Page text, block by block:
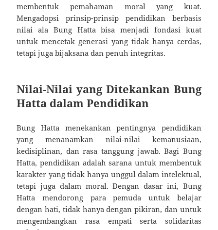
membentuk pemahaman moral yang kuat.
Mengadopsi prinsip-prinsip pendidikan berbasis
nilai ala Bung Hatta bisa menjadi fondasi kuat
untuk mencetak generasi yang tidak hanya cerdas,
tetapi juga bijaksana dan penuh integritas.
Nilai-Nilai yang Ditekankan Bung
Hatta dalam Pendidikan
Bung Hatta menekankan pentingnya pendidikan
yang menanamkan nilai-nilai kemanusiaan,
kedisiplinan, dan rasa tanggung jawab. Bagi Bung
Hatta, pendidikan adalah sarana untuk membentuk
karakter yang tidak hanya unggul dalam intelektual,
tetapi juga dalam moral. Dengan dasar ini, Bung
Hatta mendorong para pemuda untuk belajar
dengan hati, tidak hanya dengan pikiran, dan untuk
mengembangkan rasa empati serta solidaritas